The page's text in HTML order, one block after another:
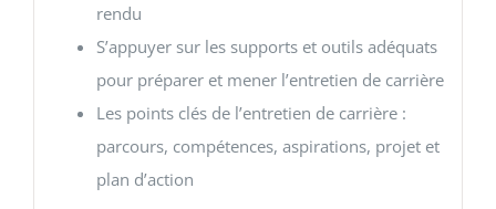
rendu
S’appuyer sur les supports et outils adéquats
pour préparer et mener l’entretien de carrière
Les points clés de l’entretien de carrière :
parcours, compétences, aspirations, projet et
plan d’action